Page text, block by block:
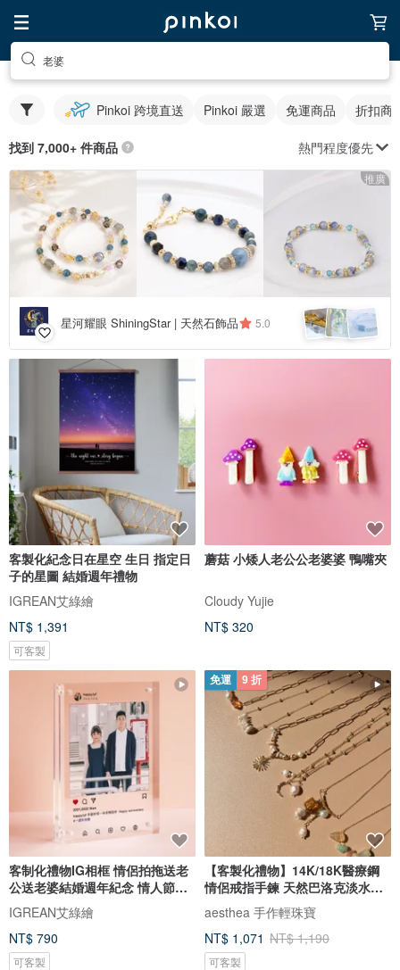
老婆
Pinkoi 跨境直送 Pinkoi 嚴選 免運商品 折扣商
找到 7,000+ 件商品 熱門程度優先
推廣
星河耀眼 ShiningStar | 天然石飾品 5.0
客製化紀念日在星空 生日 指定日
子的星圖 結婚週年禮物
IGREAN艾綠繪
NT$ 1,391
可客製
蘑菇 小矮人老公公老婆婆 鴨嘴夾
Cloudy Yujie
NT$ 320
客制化禮物IG相框 情侶拍拖送老
公送老婆結婚週年紀念 情人節禮
盒
IGREAN艾綠繪
NT$ 790
可客製
免運 9 折
【客製化禮物】14K/18K醫療鋼
情侶戒指手鍊 天然巴洛克淡水珍
aesthea 手作輕珠寶
NT$ 1,071 NT$ 1,190
可客製